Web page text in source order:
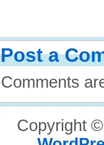
Post a
Comments
Copyright